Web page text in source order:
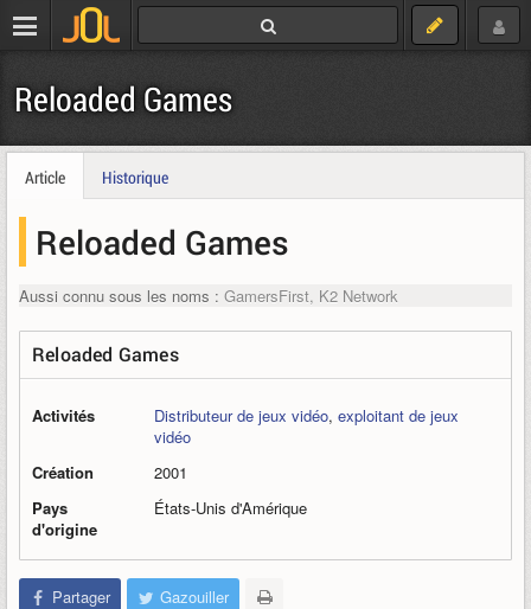
Reloaded Games
Article Historique
Reloaded Games
Aussi connu sous les noms : GamersFirst, K2 Network
Reloaded Games
Activités Distributeur de jeux vidéo, exploitant de jeux
vidéo
Création
2001
Pays
d'origine
États-Unis d'Amérique
Partager Gazouiller